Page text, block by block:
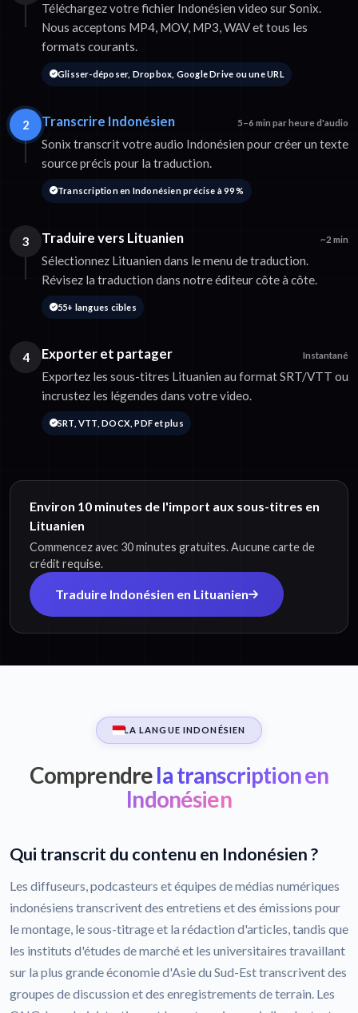
Téléchargez votre fichier Indonésien video sur Sonix.
Nous acceptons MP4, MOV, MP3, WAV et tous les
formats courants.
Glisser-déposer, Dropbox, Google Drive ou une URL
2 Transcrire Indonésien 5–6 min par heure d'audio
Sonix transcrit votre audio Indonésien pour créer un texte
source précis pour la traduction.
Transcription en Indonésien précise à 99 %
3 Traduire vers Lituanien ~2 min
Sélectionnez Lituanien dans le menu de traduction.
Révisez la traduction dans notre éditeur côte à côte.
55+ langues cibles
4 Exporter et partager Instantané
Exportez les sous-titres Lituanien au format SRT/VTT ou
incrustez les légendes dans votre video.
SRT, VTT, DOCX, PDF et plus
Environ 10 minutes de l'import aux sous-titres en
Lituanien
Commencez avec 30 minutes gratuites. Aucune carte de
crédit requise.
Traduire Indonésien en Lituanien
LA LANGUE INDONÉSIEN
Comprendrela transcription en
Indonésien
Qui transcrit du contenu en Indonésien ?
Les diffuseurs, podcasteurs et équipes de médias numériques
indonésiens transcrivent des entretiens et des émissions pour
le montage, le sous-titrage et la rédaction d'articles, tandis que
les instituts d'études de marché et les universitaires travaillant
sur la plus grande économie d'Asie du Sud-Est transcrivent des
groupes de discussion et des enregistrements de terrain. Les